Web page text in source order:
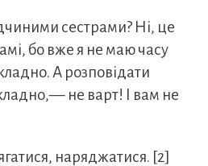
сестрами? Ні, це
бо вже я не маю часу
А розповідати
не варт! І вам не
наряджатися. [2]